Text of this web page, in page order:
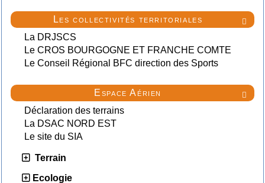

Les collectivités territoriales
La DRJSCS
Le CROS BOURGOGNE ET FRANCHE COMTE
Le Conseil Régional BFC direction des Sports

Espace Aérien
Déclaration des terrains
La DSAC NORD EST
Le site du SIA
Terrain
Ecologie